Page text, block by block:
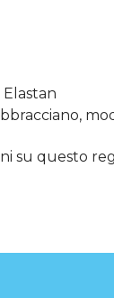
Elastan
su questo